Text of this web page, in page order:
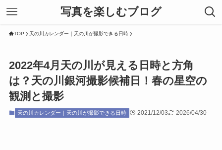
写真を楽しむブログ
TOP 天の川カレンダー｜天の川が撮影できる日時
2022年4月天の川が見える日時と方角
は？天の川銀河撮影候補日！春の星空の
観測と撮影
天の川カレンダー｜天の川が撮影できる日時 2021/12/03 2026/04/30